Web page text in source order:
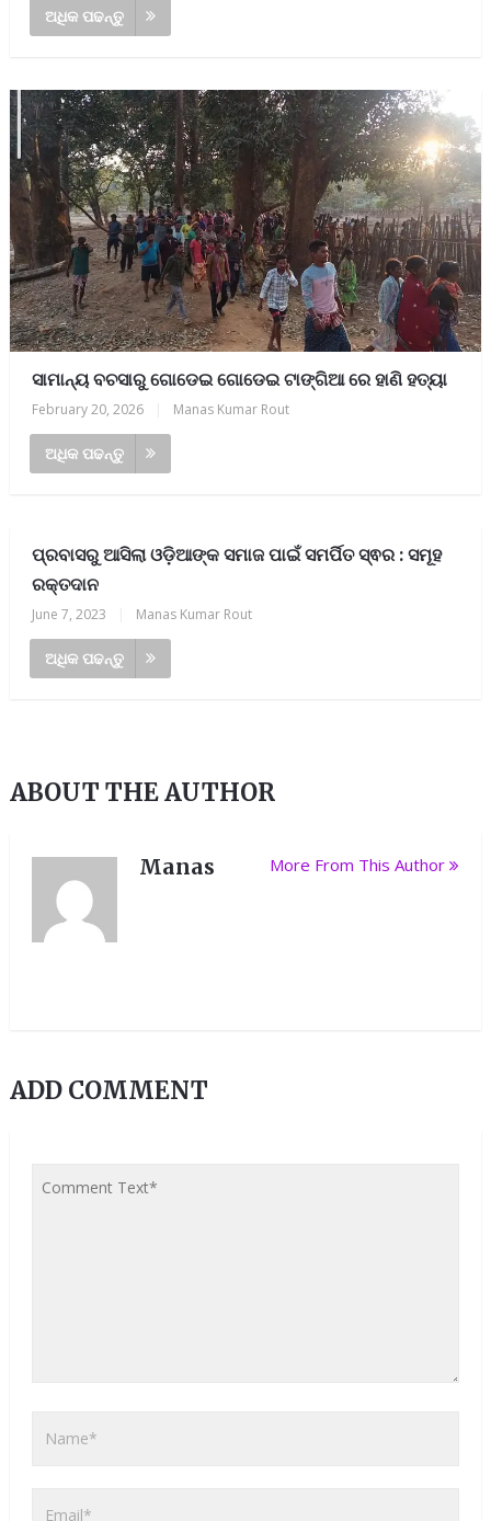
ଅଧିକ ପଢନ୍ତୁ
ସାମାନ୍ୟ ବଚସାରୁ ଗୋଡେଇ ଗୋଡେଇ ଟାଙ୍ଗିଆ ରେ ହାଣି ହତ୍ୟା
February 20, 2026 Manas Kumar Rout
ଅଧିକ ପଢନ୍ତୁ
ପ୍ରବାସରୁ ଆସିଲା ଓଡ଼ିଆଙ୍କ ସମାଜ ପାଇଁ ସମର୍ପିତ ସ୍ଵର : ସମୂହ
ରକ୍ତଦାନ
June 7, 2023 Manas Kumar Rout
ଅଧିକ ପଢନ୍ତୁ
ABOUT THE AUTHOR
Manas More From This Author
ADD COMMENT